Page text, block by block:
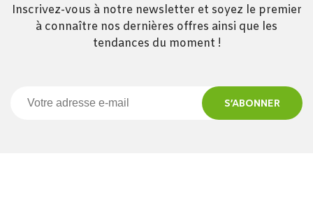
Inscrivez-vous à notre newsletter et soyez le premier
à connaître nos dernières offres ainsi que les
tendances du moment !
S’ABONNER